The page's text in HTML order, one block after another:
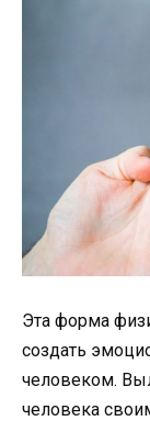
Эта форма
создать
человеком.
человека